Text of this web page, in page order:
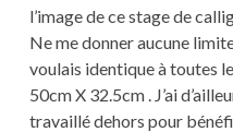
l’image de ce stage de
Ne me donner aucune
voulais identique à toutes
50cm X 32.5cm . J’ai
travaillé dehors pour